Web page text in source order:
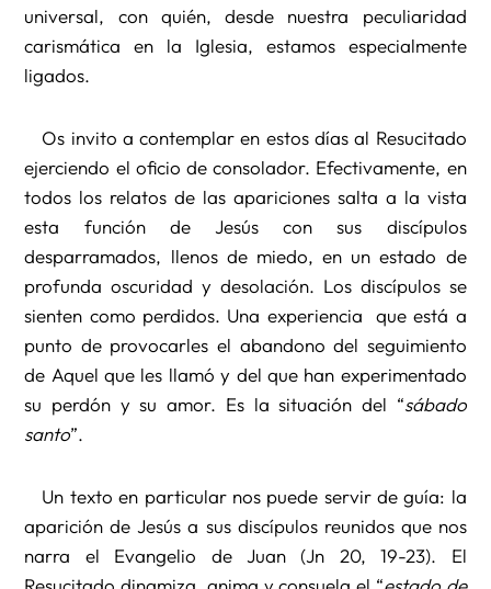
universal, con quién, desde nuestra peculiaridad
carismática en la Iglesia, estamos especialmente
ligados.
Os invito a contemplar en estos días al Resucitado
ejerciendo el oficio de consolador. Efectivamente, en
todos los relatos de las apariciones salta a la vista
esta función de Jesús con sus discípulos
desparramados, llenos de miedo, en un estado de
profunda oscuridad y desolación. Los discípulos se
sienten como perdidos. Una experiencia que está a
punto de provocarles el abandono del seguimiento
de Aquel que les llamó y del que han experimentado
su perdón y su amor. Es la situación del “sábado
santo”.
Un texto en particular nos puede servir de guía: la
aparición de Jesús a sus discípulos reunidos que nos
narra el Evangelio de Juan (Jn 20, 19-23). El